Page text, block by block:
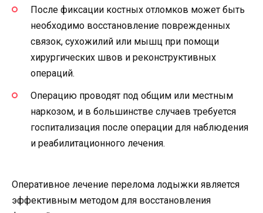
После фиксации костных отломков может быть
необходимо восстановление поврежденных
связок, сухожилий или мышц при помощи
хирургических швов и реконструктивных
операций.
Операцию проводят под общим или местным
наркозом, и в большинстве случаев требуется
госпитализация после операции для наблюдения
и реабилитационного лечения.
Оперативное лечение перелома лодыжки является
эффективным методом для восстановления